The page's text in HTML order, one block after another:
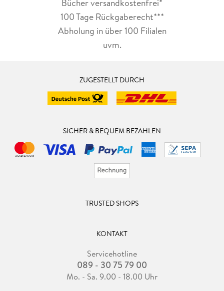
Bücher versandkostenfrei*
100 Tage Rückgaberecht***
Abholung in über 100 Filialen
uvm.
ZUGESTELLT DURCH
SICHER & BEQUEM BEZAHLEN
TRUSTED SHOPS
KONTAKT
Servicehotline
089 - 30 75 79 00
Mo. - Sa. 9.00 - 18.00 Uhr